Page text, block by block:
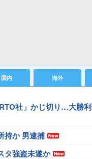
国内 海外
社」かじ切り…大勝利
持か 男逮捕
タ強盗未遂か